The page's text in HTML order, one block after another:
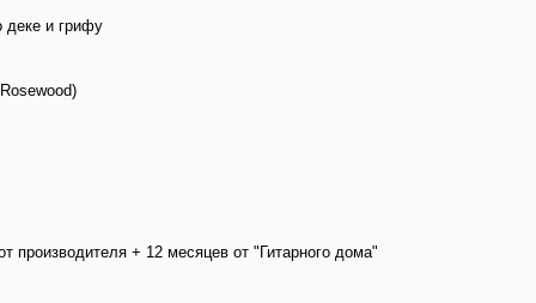
деке и грифу
производителя + 12 месяцев от "Гитарного дома"